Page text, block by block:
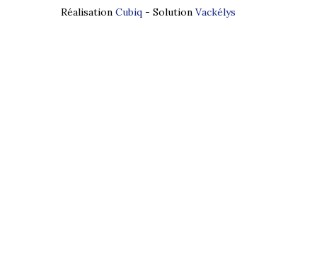
Réalisation Cubiq- Solution Vackélys